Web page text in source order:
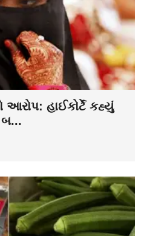
આરોપ: હાઈકોર્ટે કહ્યું
બ...